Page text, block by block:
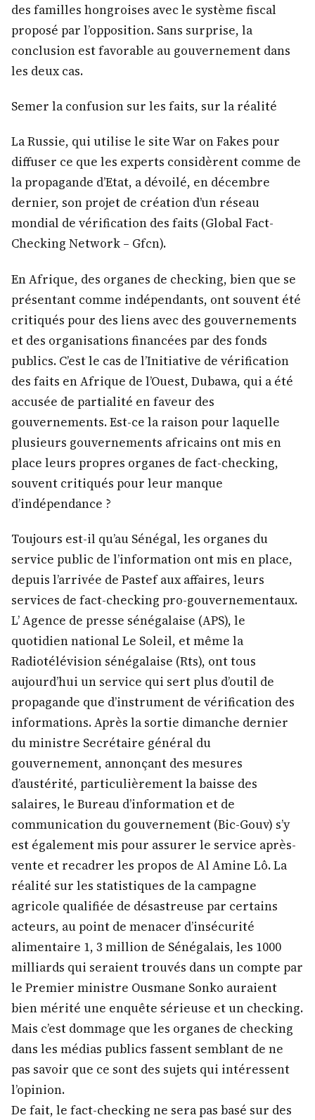
des familles hongroises avec le système fiscal
proposé par l’opposition. Sans surprise, la
conclusion est favorable au gouvernement dans
les deux cas.
Semer la confusion sur les faits, sur la réalité
La Russie, qui utilise le site War on Fakes pour
diffuser ce que les experts considèrent comme de
la propagande d’Etat, a dévoilé, en décembre
dernier, son projet de création d’un réseau
mondial de vérification des faits (Global Fact-
Checking Network – Gfcn).
En Afrique, des organes de checking, bien que se
présentant comme indépendants, ont souvent été
critiqués pour des liens avec des gouvernements
et des organisations financées par des fonds
publics. C’est le cas de l’Initiative de vérification
des faits en Afrique de l’Ouest, Dubawa, qui a été
accusée de partialité en faveur des
gouvernements. Est-ce la raison pour laquelle
plusieurs gouvernements africains ont mis en
place leurs propres organes de fact-checking,
souvent critiqués pour leur manque
d’indépendance ?
Toujours est-il qu’au Sénégal, les organes du
service public de l’information ont mis en place,
depuis l’arrivée de Pastef aux affaires, leurs
services de fact-checking pro-gouvernementaux.
L’ Agence de presse sénégalaise (APS), le
quotidien national Le Soleil, et même la
Radiotélévision sénégalaise (Rts), ont tous
aujourd’hui un service qui sert plus d’outil de
propagande que d’instrument de vérification des
informations. Après la sortie dimanche dernier
du ministre Secrétaire général du
gouvernement, annonçant des mesures
d’austérité, particulièrement la baisse des
salaires, le Bureau d’information et de
communication du gouvernement (Bic-Gouv) s’y
est également mis pour assurer le service après-
vente et recadrer les propos de Al Amine Lô. La
réalité sur les statistiques de la campagne
agricole qualifiée de désastreuse par certains
acteurs, au point de menacer d’insécurité
alimentaire 1, 3 million de Sénégalais, les 1000
milliards qui seraient trouvés dans un compte par
le Premier ministre Ousmane Sonko auraient
bien mérité une enquête sérieuse et un checking.
Mais c’est dommage que les organes de checking
dans les médias publics fassent semblant de ne
pas savoir que ce sont des sujets qui intéressent
l’opinion.
De fait, le fact-checking ne sera pas basé sur des